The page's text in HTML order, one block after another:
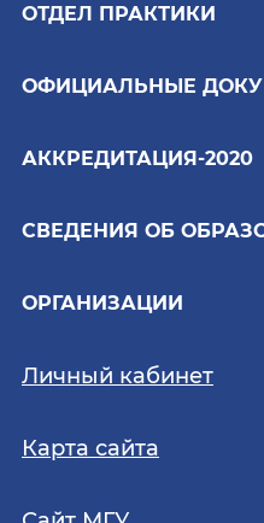
ОТДЕЛ ПРАКТИКИ
ОФИЦИАЛЬНЫЕ
АККРЕДИТАЦИЯ-2020
СВЕДЕНИЯ ОБ
ОРГАНИЗАЦИИ
Личный кабинет
Карта сайта